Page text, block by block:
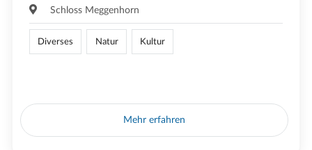
Schloss Meggenhorn
Diverses Natur Kultur
Mehr erfahren